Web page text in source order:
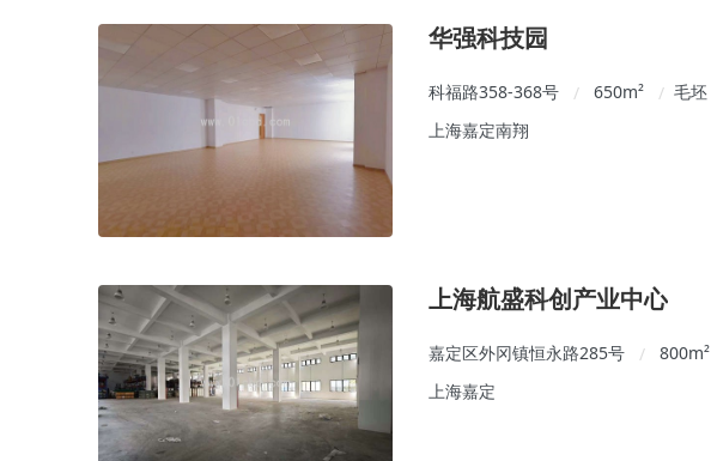
华强科技园
科福路358-368号 / 650m² / 毛坯
上海嘉定南翔
上海航盛科创产业中心
嘉定区外冈镇恒永路285号 / 800m²
上海嘉定